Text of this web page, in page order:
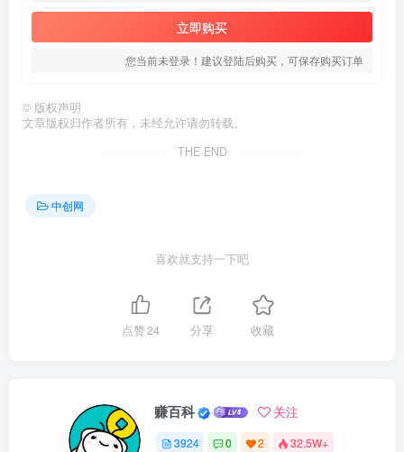
立即购买
您当前未登录！建议登陆后购买，可保存购买订单
© 版权声明
文章版权归作者所有，未经允许请勿转载。
THE END
中创网
喜欢就支持一下吧
点赞24 分享 收藏
赚百科 关注
3924 0 2 32.5W+